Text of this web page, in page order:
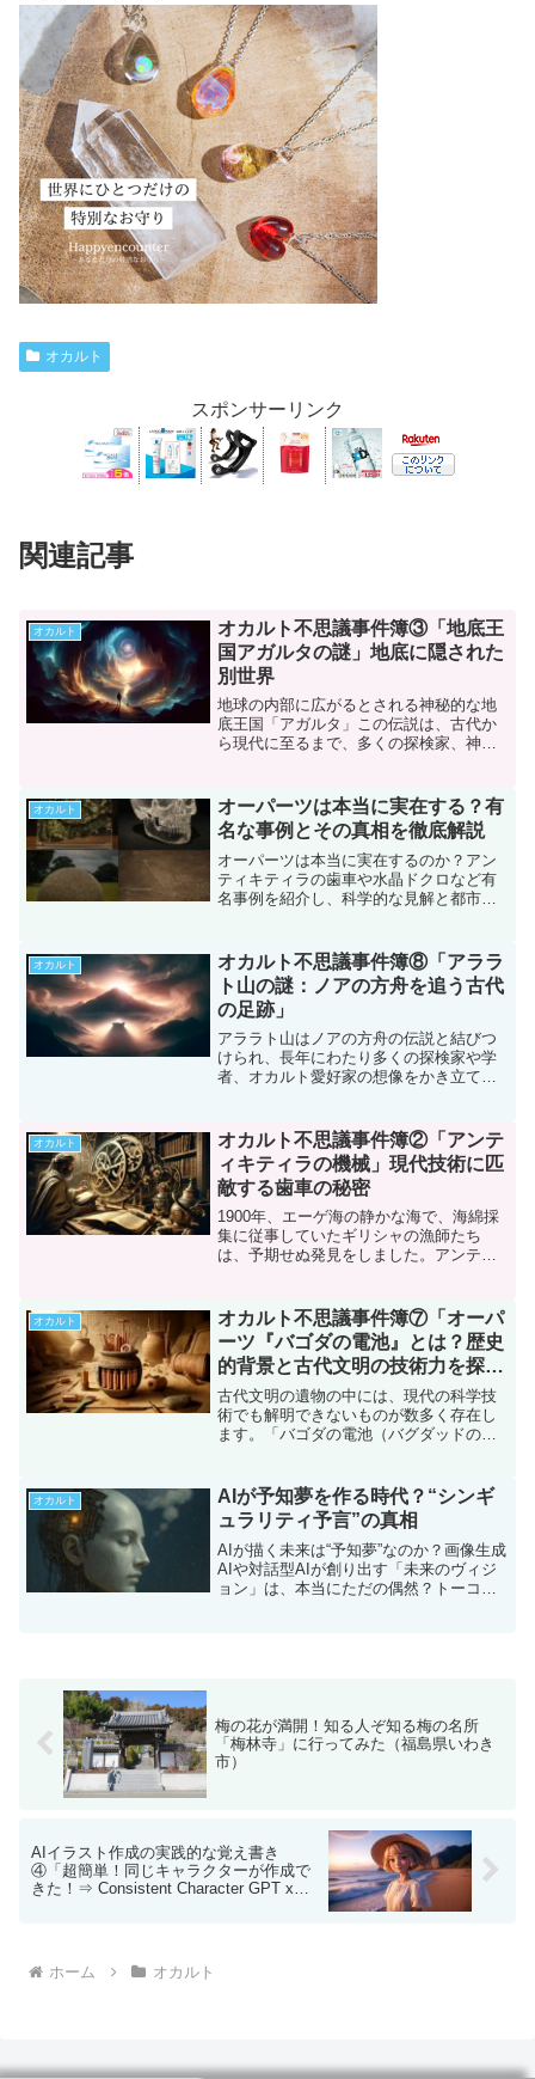
オカルト
スポンサーリンク
関連記事
オカルト
オカルト不思議事件簿③「地底王
国アガルタの謎」地底に隠された
別世界
地球の内部に広がるとされる神秘的な地
底王国「アガルタ」この伝説は、古代か
ら現代に至るまで、多くの探検家、神秘
は、科学が解明できない謎と、人類が永
遠に追い求める未知への憧れ...
オカルト
オーパーツは本当に実在する？有
名な事例とその真相を徹底解説
オーパーツは本当に実在するのか？アン
ティキティラの歯車や水晶ドクロなど有
名事例を紹介し、科学的な見解と都市伝
オカルト
オカルト不思議事件簿⑧「アララ
ト山の謎：ノアの方舟を追う古代
の足跡」
アララト山はノアの方舟の伝説と結びつ
けられ、長年にわたり多くの探検家や学
者、オカルト愛好家の想像をかき立てて
のようにつなぎ、新たな議論を生んでい
るのでしょうか？今回は、...
オカルト
オカルト不思議事件簿②「アンテ
ィキティラの機械」現代技術に匹
敵する歯車の秘密
1900年、エーゲ海の静かな海で、海綿採
集に従事していたギリシャの漁師たち
は、予期せぬ発見をしました。アンティ
のです。この船は、紀元前1世紀のものと
推定され、多くの貴重...
オカルト
オカルト不思議事件簿⑦「オーパ
ーツ『バゴダの電池』とは？歴史
的背景と古代文明の技術力を探
る」
古代文明の遺物の中には、現代の科学技
術でも解明できないものが数多く存在し
ます。「バゴダの電池（バグダッドの電
されたこの遺物は、古代人が電気を利用
していた可能性を示唆...
オカルト
AIが予知夢を作る時代？“シンギ
ュラリティ予言”の真相
AIが描く未来は“予知夢”なのか？画像生成
AIや対話型AIが創り出す「未来のヴィジ
ョン」は、本当にただの偶然？トーコち
梅の花が満開！知る人ぞ知る梅の名所
「梅林寺」に行ってみた（福島県いわき
市）
AIイラスト作成の実践的な覚え書き
④「超簡単！同じキャラクターが作成で
きた！⇒ Consistent Character GPT x
ホーム オカルト